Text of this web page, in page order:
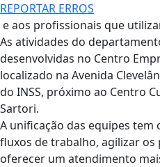
REPORTAR ERROS
e aos profissionais que
As atividades do
desenvolvidas no Centro
localizado na Avenida
do INSS, próximo ao Centro
Sartori.
A unificação das equipes
fluxos de trabalho, agilizar
oferecer um atendimento